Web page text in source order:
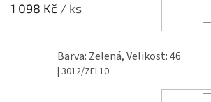
1 098 Kč / ks
Barva: Zelená, Velikost: 46
| 3012/ZEL10